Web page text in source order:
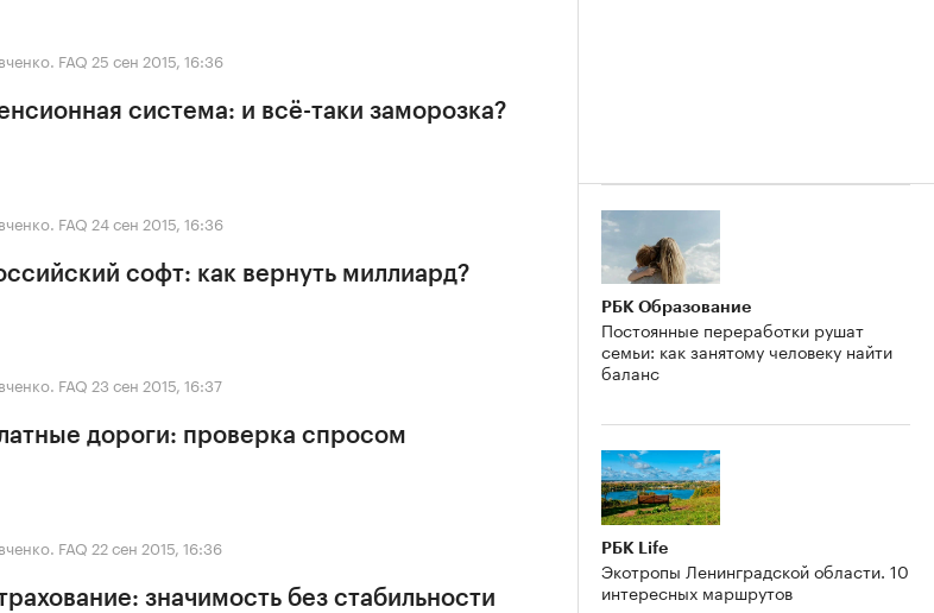
FAQ 25 сен 2015, 16:36
система: и всё-таки заморозка?
FAQ 24 сен 2015, 16:36
софт: как вернуть миллиард?
FAQ 23 сен 2015, 16:37
дороги: проверка спросом
FAQ 22 сен 2015, 16:36
значимость без стабильности
РБК Образование
Постоянные переработки рушат
семьи: как занятому человеку найти
баланс
РБК Life
Экотропы Ленинградской области. 10
интересных маршрутов